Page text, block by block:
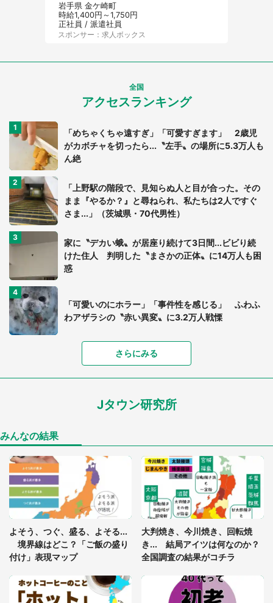
岩手県 金ケ崎町
時給1,400円～1,750円
正社員 / 派遣社員
スポンサー：求人ボックス
全国
アクセスランキング
「めちゃくちゃ遠すぎ」「可愛すぎます」 2歳児
がカボチャを切ったら...〝左手〟の場所に5.3万人も
ん絶
「上野駅の階段で、見知らぬ人と目が合った。その
まま『やるか？』と尋ねられ、私たちは2人ですぐ
さま...」（茨城県・70代男性）
家に〝デカい蛾〟が居座り続けて3日間...ビビり続
けた住人 判明した〝まさかの正体〟に14万人も困
惑
「可愛いのにホラー」「事件性を感じる」 ふわふ
わアザラシの〝赤い異変〟に3.2万人戦慄
「落ち着いて食べられないでしょう」高級旅館での
食事中、じっとできない幼い息子に中年の男性客
が...（東京都・40代男性）
「孫にあげると思って、あなたにこれをあげる」
「閉所恐怖症の私は新幹線で大パニック。隣席の青
年に『手を繋いで』とお願いしたら...」 体験談に
8万人感動
グっちゃってた〝野生の野菜〟に6.5万人戦慄
かくれんぼの鬼が振り返ると...2歳娘が〝まさかの
姿〟に 父「2～3分探しました」
さらにみる
Jタウン研究所
みんなの結果
よそう、つぐ、盛る、よそる...
境界線はどこ？「ご飯の盛り
付け」表現マップ
大判焼き、今川焼き、回転焼
き... 結局アイツは何なのか？
全国調査の結果がコチラ